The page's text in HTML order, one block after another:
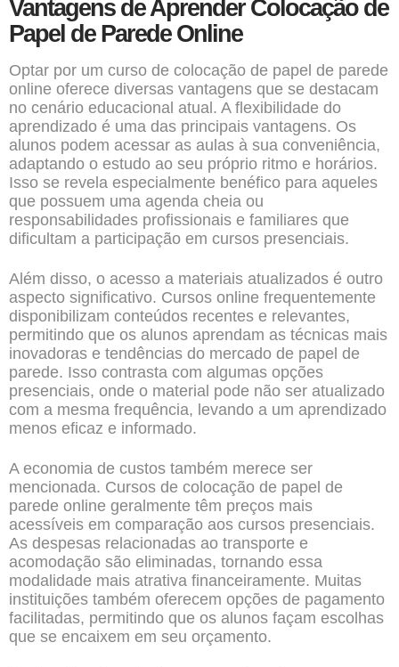
Vantagens de Aprender Colocação de
Papel de Parede Online
Optar por um curso de colocação de papel de parede
online oferece diversas vantagens que se destacam
no cenário educacional atual. A flexibilidade do
aprendizado é uma das principais vantagens. Os
alunos podem acessar as aulas à sua conveniência,
adaptando o estudo ao seu próprio ritmo e horários.
Isso se revela especialmente benéfico para aqueles
que possuem uma agenda cheia ou
responsabilidades profissionais e familiares que
dificultam a participação em cursos presenciais.
Além disso, o acesso a materiais atualizados é outro
aspecto significativo. Cursos online frequentemente
disponibilizam conteúdos recentes e relevantes,
permitindo que os alunos aprendam as técnicas mais
inovadoras e tendências do mercado de papel de
parede. Isso contrasta com algumas opções
presenciais, onde o material pode não ser atualizado
com a mesma frequência, levando a um aprendizado
menos eficaz e informado.
A economia de custos também merece ser
mencionada. Cursos de colocação de papel de
parede online geralmente têm preços mais
acessíveis em comparação aos cursos presenciais.
As despesas relacionadas ao transporte e
acomodação são eliminadas, tornando essa
modalidade mais atrativa financeiramente. Muitas
instituições também oferecem opções de pagamento
facilitadas, permitindo que os alunos façam escolhas
que se encaixem em seu orçamento.